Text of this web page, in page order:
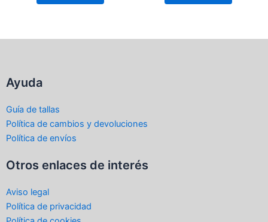
Ayuda
Guía de tallas
Política de cambios y devoluciones
Política de envíos
Otros enlaces de interés
Aviso legal
Política de privacidad